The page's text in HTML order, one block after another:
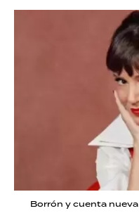
Borrón y cuenta nueva